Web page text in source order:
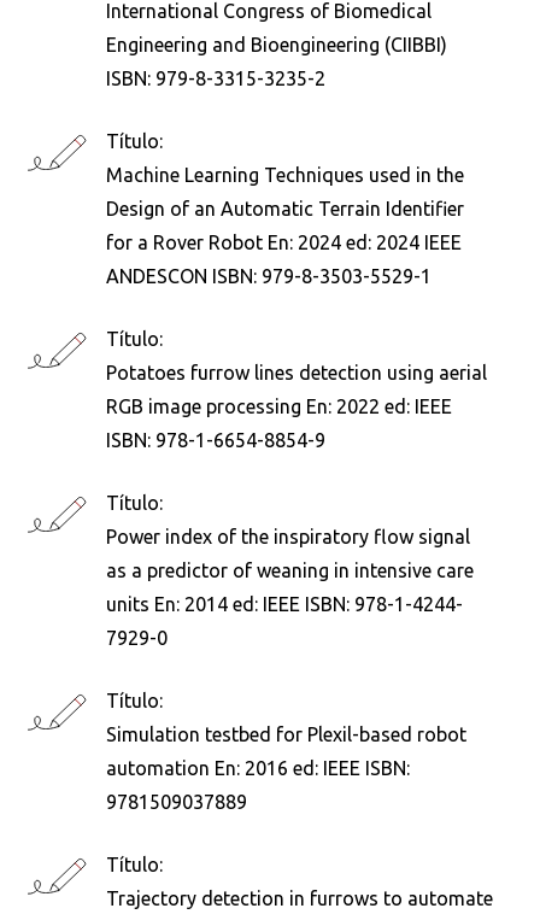
International Congress of Biomedical
Engineering and Bioengineering (CIIBBI)
ISBN: 979-8-3315-3235-2
Título:
Machine Learning Techniques used in the
Design of an Automatic Terrain Identifier
for a Rover Robot En: 2024 ed: 2024 IEEE
ANDESCON ISBN: 979-8-3503-5529-1
Título:
Potatoes furrow lines detection using aerial
RGB image processing En: 2022 ed: IEEE
ISBN: 978-1-6654-8854-9
Título:
Power index of the inspiratory flow signal
as a predictor of weaning in intensive care
units En: 2014 ed: IEEE ISBN: 978-1-4244-
7929-0
Título:
Simulation testbed for Plexil-based robot
automation En: 2016 ed: IEEE ISBN:
9781509037889
Título:
Trajectory detection in furrows to automate
Buscar en: *
Ordenar por: *
Buscar